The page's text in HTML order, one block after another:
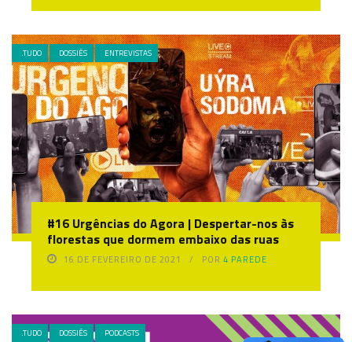
.TUDO DOSSIÊS ENTREVISTAS
#16 Urgências do Agora | Despertar-nos às
florestas que dormem embaixo das ruas
16 DE FEVEREIRO DE 2021 POR4 PAREDE
.TUDO DOSSIÊS PODCASTS